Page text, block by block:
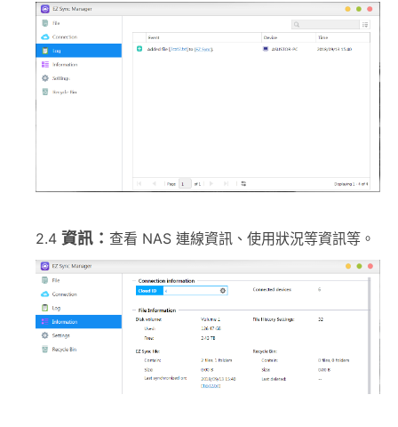
2.4 資訊： 查看 NAS 連線資訊、使用狀況等資訊等。